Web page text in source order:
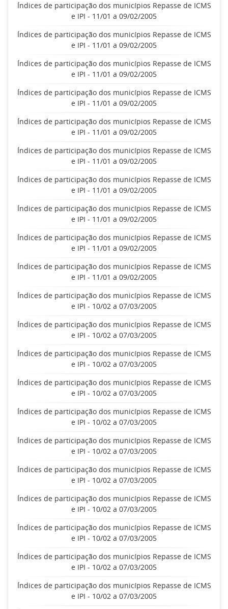
Índices de participação dos municípios Repasse de ICMS
e IPI - 11/01 a 09/02/2005
Índices de participação dos municípios Repasse de ICMS
e IPI - 11/01 a 09/02/2005
Índices de participação dos municípios Repasse de ICMS
e IPI - 11/01 a 09/02/2005
Índices de participação dos municípios Repasse de ICMS
e IPI - 11/01 a 09/02/2005
Índices de participação dos municípios Repasse de ICMS
e IPI - 11/01 a 09/02/2005
Índices de participação dos municípios Repasse de ICMS
e IPI - 11/01 a 09/02/2005
Índices de participação dos municípios Repasse de ICMS
e IPI - 11/01 a 09/02/2005
Índices de participação dos municípios Repasse de ICMS
e IPI - 11/01 a 09/02/2005
Índices de participação dos municípios Repasse de ICMS
e IPI - 11/01 a 09/02/2005
Índices de participação dos municípios Repasse de ICMS
e IPI - 11/01 a 09/02/2005
Índices de participação dos municípios Repasse de ICMS
e IPI - 10/02 a 07/03/2005
Índices de participação dos municípios Repasse de ICMS
e IPI - 10/02 a 07/03/2005
Índices de participação dos municípios Repasse de ICMS
e IPI - 10/02 a 07/03/2005
Índices de participação dos municípios Repasse de ICMS
e IPI - 10/02 a 07/03/2005
Índices de participação dos municípios Repasse de ICMS
e IPI - 10/02 a 07/03/2005
Índices de participação dos municípios Repasse de ICMS
e IPI - 10/02 a 07/03/2005
Índices de participação dos municípios Repasse de ICMS
e IPI - 10/02 a 07/03/2005
Índices de participação dos municípios Repasse de ICMS
e IPI - 10/02 a 07/03/2005
Índices de participação dos municípios Repasse de ICMS
e IPI - 10/02 a 07/03/2005
Índices de participação dos municípios Repasse de ICMS
e IPI - 10/02 a 07/03/2005
Índices de participação dos municípios Repasse de ICMS
e IPI - 10/02 a 07/03/2005